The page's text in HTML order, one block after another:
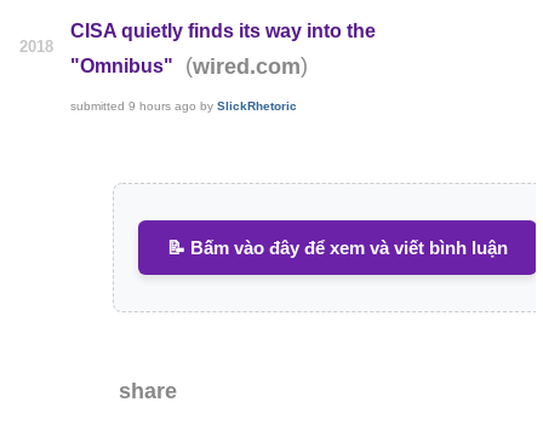
2018
CISA quietly finds its way into the
"Omnibus"
(wired.com)
submitted9 hours ago bySlickRhetoric
📝 Bấm vào đây để xem và viết bình luận
share